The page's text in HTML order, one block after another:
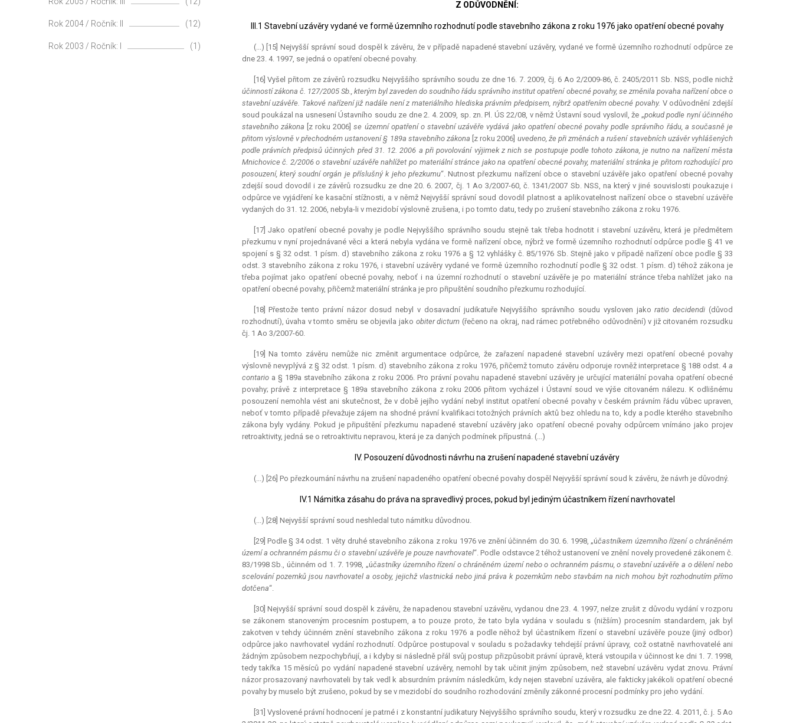
Z ODŮVODNĚNÍ:
III.1 Stavební uzávěry vydané ve formě územního rozhodnutí podle stavebního zákona z roku 1976 jako opatření obecné povahy
(...) [15] Nejvyšší správní soud dospěl k závěru, že v případě napadené stavební uzávěry, vydané ve formě územního rozhodnutí odpůrce ze
dne 23. 4. 1997, se jedná o opatření obecné povahy.
[16] Vyšel přitom ze závěrů rozsudku Nejvyššího správního soudu ze dne 16. 7. 2009, čj. 6 Ao 2/2009-86, č. 2405/2011 Sb. NSS, podle nichž
účinností zákona č. 127/2005 Sb., kterým byl zaveden do soudního řádu správního institut opatření obecné povahy, se změnila povaha nařízení obce o
stavební uzávěře. Takové nařízení již nadále není z materiálního hlediska právním předpisem, nýbrž opatřením obecné povahy. V odůvodnění zdejší
soud poukázal na usnesení Ústavního soudu ze dne 2. 4. 2009, sp. zn. Pl. ÚS 22/08, v němž Ústavní soud vyslovil, že „pokud podle nyní účinného
stavebního zákona [z roku 2006]se územní opatření o stavební uzávěře vydává jako opatření obecné povahy podle správního řádu, a současně je
přitom výslovně v přechodném ustanovení § 189a stavebního zákona [z roku 2006] uvedeno, že při změnách a rušení stavebních uzávěr vyhlášených
podle právních předpisů účinných před 31. 12. 2006 a při povolování výjimek z nich se postupuje podle tohoto zákona, je nutno na nařízení města
Mnichovice č. 2/2006 o stavební uzávěře nahlížet po materiální stránce jako na opatření obecné povahy, materiální stránka je přitom rozhodující pro
posouzení, který soudní orgán je příslušný k jeho přezkumu“. Nutnost přezkumu nařízení obce o stavební uzávěře jako opatření obecné povahy
zdejší soud dovodil i ze závěrů rozsudku ze dne 20. 6. 2007, čj. 1 Ao 3/2007-60, č. 1341/2007 Sb. NSS, na který v jiné souvislosti poukazuje i
odpůrce ve vyjádření ke kasační stížnosti, a v němž Nejvyšší správní soud dovodil platnost a aplikovatelnost nařízení obce o stavební uzávěře
vydaných do 31. 12. 2006, nebyla-li v mezidobí výslovně zrušena, i po tomto datu, tedy po zrušení stavebního zákona z roku 1976.
[17] Jako opatření obecné povahy je podle Nejvyššího správního soudu stejně tak třeba hodnotit i stavební uzávěru, která je předmětem
přezkumu v nyní projednávané věci a která nebyla vydána ve formě nařízení obce, nýbrž ve formě územního rozhodnutí odpůrce podle § 41 ve
spojení s § 32 odst. 1 písm. d) stavebního zákona z roku 1976 a § 12 vyhlášky č. 85/1976 Sb. Stejně jako v případě nařízení obce podle § 33
odst. 3 stavebního zákona z roku 1976, i stavební uzávěry vydané ve formě územního rozhodnutí podle § 32 odst. 1 písm. d) téhož zákona je
třeba pojímat jako opatření obecné povahy, neboť i na územní rozhodnutí o stavební uzávěře je po materiální stránce třeba nahlížet jako na
opatření obecné povahy, přičemž materiální stránka je pro připuštění soudního přezkumu rozhodující.
[18] Přestože tento právní názor dosud nebyl v dosavadní judikatuře Nejvyššího správního soudu vysloven jakoratio decidendi (důvod
rozhodnutí), úvaha v tomto směru se objevila jako obiter dictum (řečeno na okraj, nad rámec potřebného odůvodnění) v již citovaném rozsudku
čj. 1 Ao 3/2007-60.
[19] Na tomto závěru nemůže nic změnit argumentace odpůrce, že zařazení napadené stavební uzávěry mezi opatření obecné povahy
výslovně nevyplývá z § 32 odst. 1 písm. d) stavebního zákona z roku 1976, přičemž tomuto závěru odporuje rovněžinterpretace § 188 odst. 4 a
contarioa § 189a stavebního zákona z roku 2006. Pro právní povahu napadené stavební uzávěry je určující materiální povaha opatření obecné
povahy; právě zinterpretace § 189a stavebního zákona z roku 2006 přitom vycházel i Ústavní soud ve výše citovaném nálezu. K odlišnému
posouzení nemohla vést ani skutečnost, že v době jejího vydání nebyl institut opatření obecné povahy v českém právním řádu vůbec upraven,
neboť v tomto případě převažuje zájem na shodné právní kvalifikaci totožných právních aktů bez ohledu na to, kdy a podle kterého stavebního
zákona byly vydány. Pokud je připuštění přezkumu napadené stavební uzávěry jako opatření obecné povahy odpůrcem vnímáno jako projev
retroaktivity, jedná se o retroaktivitu nepravou, která je za daných podmínek přípustná. (...)
IV. Posouzení důvodnosti návrhu na zrušení napadené stavební uzávěry
(...) [26] Po přezkoumání návrhu na zrušení napadeného opatření obecné povahy dospěl Nejvyšší správní soud k závěru, že návrh je důvodný.
IV.1 Námitka zásahu do práva na spravedlivý proces, pokud byl jediným účastníkem řízení navrhovatel
(...) [28] Nejvyšší správní soud neshledal tuto námitku důvodnou.
[29] Podle § 34 odst. 1 věty druhé stavebního zákona z roku 1976 ve znění účinném do 30. 6. 1998, „účastníkem územního řízení o chráněném
území a ochranném pásmu či o stavební uzávěře je pouze navrhovatel“. Podle odstavce 2 téhož ustanovení ve znění novely provedené zákonem č.
83/1998 Sb., účinném od 1. 7. 1998, „účastníky územního řízení o chráněném území nebo o ochranném pásmu, o stavební uzávěře a o dělení nebo
scelování pozemků jsou navrhovatel a osoby, jejichž vlastnická nebo jiná práva k pozemkům nebo stavbám na nich mohou být rozhodnutím přímo
dotčena“.
[30] Nejvyšší správní soud dospěl k závěru, že napadenou stavební uzávěru, vydanou dne 23. 4. 1997, nelze zrušit z důvodu vydání v rozporu
se zákonem stanoveným procesním postupem, a to pouze proto, že tato byla vydána v souladu s (nižším) procesním standardem, jak byl
zakotven v tehdy účinném znění stavebního zákona z roku 1976 a podle něhož byl účastníkem řízení o stavební uzávěře pouze (jiný odbor)
odpůrce jako navrhovatel vydání rozhodnutí. Odpůrce postupoval v souladu s požadavky tehdejší právní úpravy, což ostatně navrhovatelé ani
žádným způsobem nezpochybňují, a i kdyby si následně přál svůj postup přizpůsobit právní úpravě, která vstoupila v účinnost ke dni 1. 7. 1998,
tedy takřka 15 měsíců po vydání napadené stavební uzávěry, nemohl by tak učinit jiným způsobem, než stavební uzávěru vydat znovu. Právní
názor prosazovaný navrhovateli by tak vedl k absurdním právním následkům, kdy nejen stavební uzávěra, ale fakticky jakékoli opatření obecné
povahy by muselo být zrušeno, pokud by se v mezidobí do soudního rozhodování změnily zákonné procesní podmínky pro jeho vydání.
[31] Vyslovené právní hodnocení je patrné i z konstantní judikatury Nejvyššího správního soudu, který v rozsudku ze dne 22. 4. 2011, č. j. 5 Ao
Rok 2004 / Ročník: II (12)
Rok 2003 / Ročník: I (1)